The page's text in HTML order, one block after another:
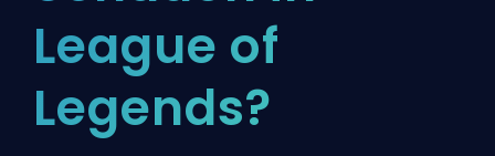
League of
Legends?